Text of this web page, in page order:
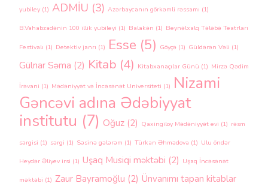
yubiley (1) ADMİU (3) Azərbaycanın görkəmli rəssamı (1)
B.Vahabzadənin 100 illik yubileyi (1) Balakən (1) Beynəlxalq Tələbə Teatrları
Festivalı (1) Detektiv janrı (1) Esse (5) Göyçə (1) Güldərən Vəli (1)
Gülnar Səma (2) Kitab (4) Kitabxanaçılar Günü (1) Mirzə Qədim
İrəvani (1) Mədəniyyət və İncəsənət Universiteti (1) Nizami
Gəncəvi adına Ədəbiyyat
institutu (7) Oğuz (2) Qaxingiloy Mədəniyyət evi (1) rəsm
sərgisi (1) sərgi (1) Səsinə gələrəm (1) Türkan Əhmədova (1) Ulu öndər
Heydər Əliyev irsi (1) Uşaq Musiqi məktəbi (2) Uşaq İncəsənət
məktəbi (1) Zaur Bayramoğlu (2) Ünvanımı tapan kitablar